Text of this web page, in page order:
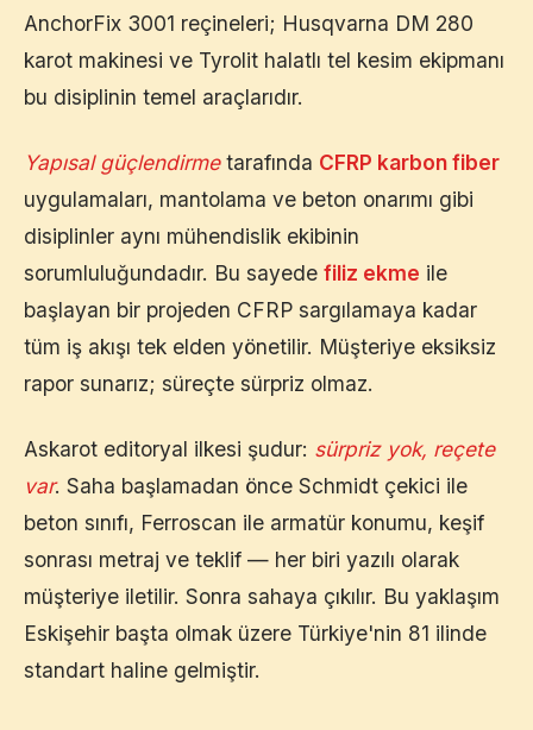
AnchorFix 3001 reçineleri; Husqvarna DM 280
karot makinesi ve Tyrolit halatlı tel kesim ekipmanı
bu disiplinin temel araçlarıdır.
Yapısal güçlendirmetarafında CFRP karbon fiber
uygulamaları, mantolama ve beton onarımı gibi
disiplinler aynı mühendislik ekibinin
sorumluluğundadır. Bu sayede filiz ekme ile
başlayan bir projeden CFRP sargılamaya kadar
tüm iş akışı tek elden yönetilir. Müşteriye eksiksiz
rapor sunarız; süreçte sürpriz olmaz.
Askarot editoryal ilkesi şudur: sürpriz yok, reçete
var. Saha başlamadan önce Schmidt çekici ile
beton sınıfı, Ferroscan ile armatür konumu, keşif
sonrası metraj ve teklif — her biri yazılı olarak
müşteriye iletilir. Sonra sahaya çıkılır. Bu yaklaşım
Eskişehir başta olmak üzere Türkiye'nin 81 ilinde
standart haline gelmiştir.